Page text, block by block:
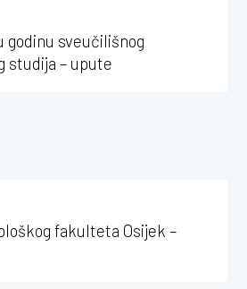
godinu sveučilišnog
studija – upute
fakulteta Osijek –